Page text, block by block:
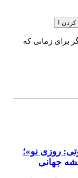
کردن !
برای زمانی که
روزی نو»؛